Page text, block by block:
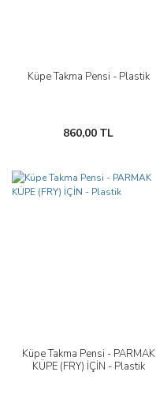
Küpe Takma Pensi - Plastik
860,00 TL
Küpe Takma Pensi - PARMAK
KÜPE (FRY) İÇİN - Plastik